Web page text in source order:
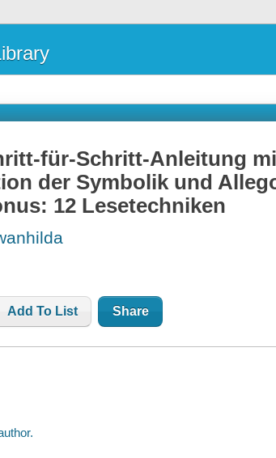
für-Schritt-Anleitung
der Symbolik und
12 Lesetechniken
Add To List Share